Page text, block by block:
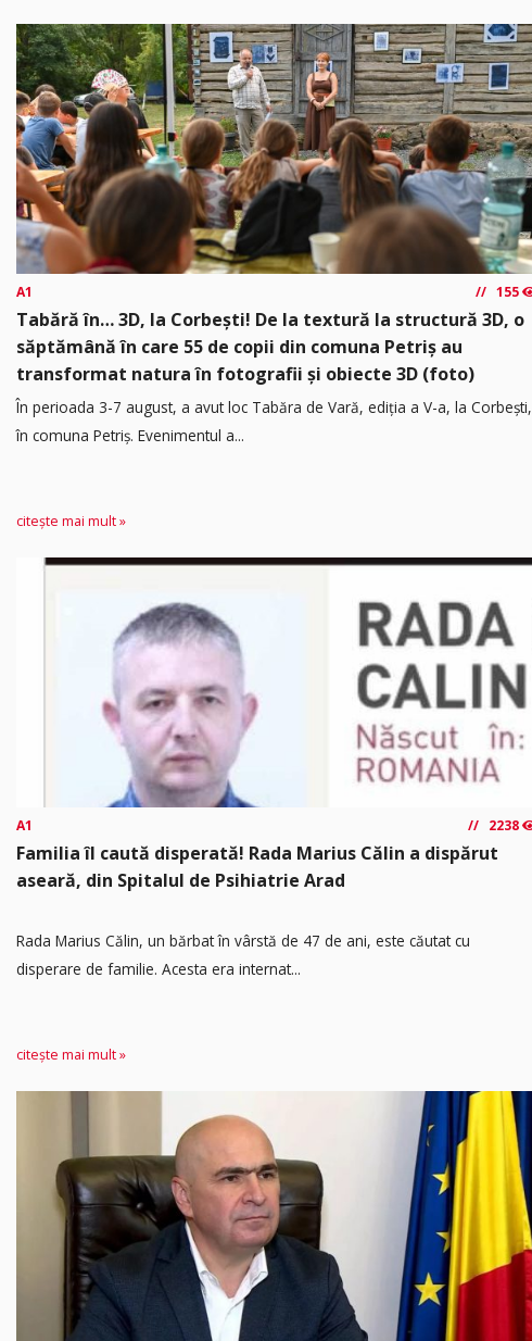
A1 155
Tabără în… 3D, la Corbești! De la textură la structură 3D, o
săptămână în care 55 de copii din comuna Petriș au
transformat natura în fotografii și obiecte 3D (foto)
În perioada 3-7 august, a avut loc Tabăra de Vară, ediția a V-a, la Corbești,
în comuna Petriș. Evenimentul a...
citește mai mult »
A1 2238
Familia îl caută disperată! Rada Marius Călin a dispărut
aseară, din Spitalul de Psihiatrie Arad
Rada Marius Călin, un bărbat în vârstă de 47 de ani, este căutat cu
disperare de familie. Acesta era internat...
citește mai mult »